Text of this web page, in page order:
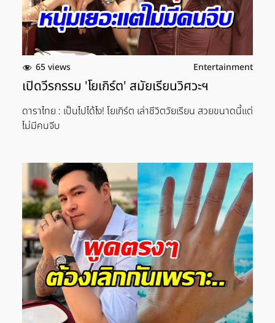
65 views Entertainment
เปิดวีรกรรม 'โยเกิร์ต' สมัยเรียนวิศวะฯ
ดาราไทย : เป็นไปได้ไง! โยเกิร์ต เล่าชีวิตวัยเรียน สวยขนาดนี้เเต่
ไม่มีคนจีบ